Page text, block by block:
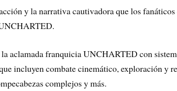
y la narrativa cautivadora que los fanáticos
la aclamada franquicia UNCHARTED con
incluyen combate cinemático, exploración y
complejos y más.